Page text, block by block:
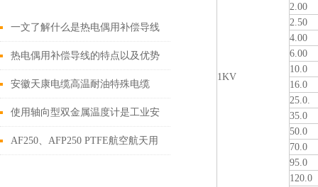
一文了解什么是热电偶用补偿导线
热电偶用补偿导线的特点以及优势
分析
安徽天康电缆高温耐油特殊电缆
使用轴向型双金属温度计是工业安
全和效率的重要保障
AF250、AFP250 PTFE航空航天用
1KV
2.00
2.50
4.00
6.00
10.0
16.0
25.0.
35.0
50.0
70.0
95.0
120.0